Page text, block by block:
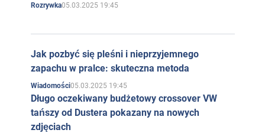
Rozrywka05.03.2025 19:45
Jak pozbyć się pleśni i nieprzyjemnego
zapachu w pralce: skuteczna metoda
Wiadomości05.03.2025 19:45
Długo oczekiwany budżetowy crossover VW
tańszy od Dustera pokazany na nowych
zdjęciach